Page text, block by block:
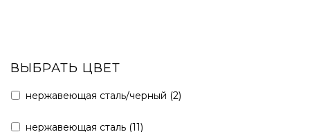
ВЫБРАТЬ ЦВЕТ
нержавеющая сталь/черный (2)
нержавеющая сталь (11)